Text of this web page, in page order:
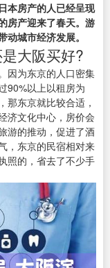
本房产的人已经呈现
房产迎来了春天。游
城市经济发展。
大阪买好?
因为东京的人口密集
90%以上以租房为
那东京就比较合适，
济文化中心，房价会
游的推动，促进了酒
，东京的民宿相对来
照的，省去了不少手